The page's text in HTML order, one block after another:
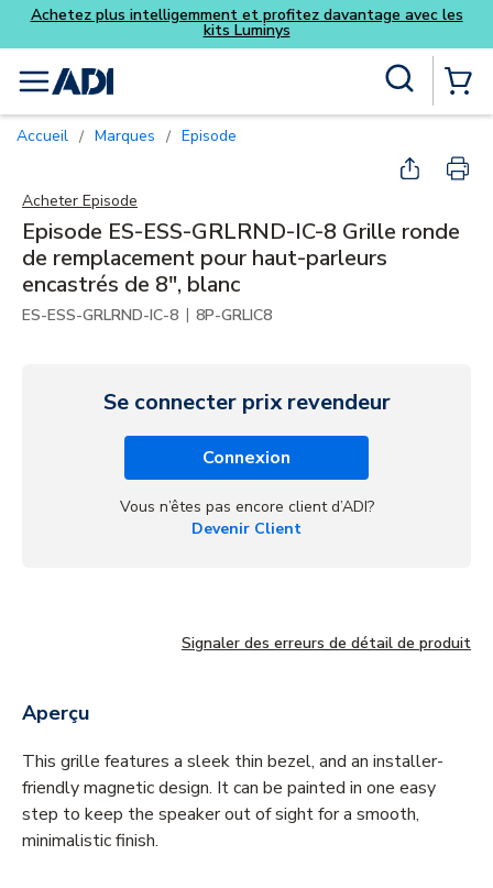
Skip to main content
et profitez davantage avec les
kits Luminys
menu
Accueil / Marques / Episode
Acheter Episode
Episode ES-ESS-GRLRND-IC-8 Grille ronde
de remplacement pour haut-parleurs
encastrés de 8", blanc
ES-ESS-GRLRND-IC-8 | 8P-GRLIC8
Se connecter prix revendeur
Connexion
Vous n’êtes pas encore client d’ADI?
Devenir Client
Signaler des erreurs de détail de produit
Aperçu
This grille features a sleek thin bezel, and an installer-
friendly magnetic design. It can be painted in one easy
step to keep the speaker out of sight for a smooth,
minimalistic finish.